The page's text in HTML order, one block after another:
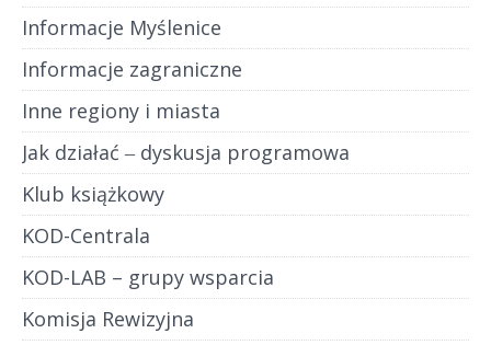
Informacje Myślenice
Informacje zagraniczne
Inne regiony i miasta
Jak działać ‒ dyskusja programowa
Klub książkowy
KOD-Centrala
KOD-LAB – grupy wsparcia
Komisja Rewizyjna